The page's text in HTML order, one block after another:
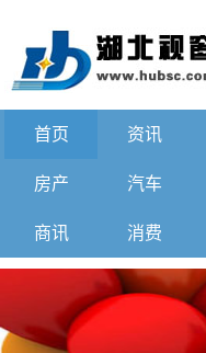
首页 资讯
房产 汽车
商讯 消费